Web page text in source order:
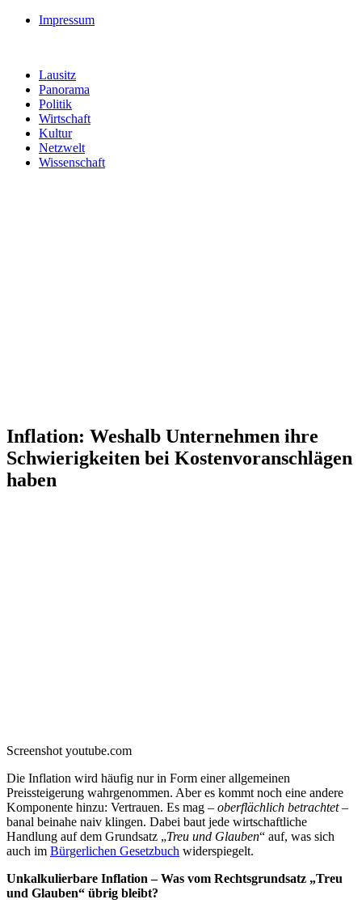
Impressum
Lausitz
Panorama
Politik
Wirtschaft
Kultur
Netzwelt
Wissenschaft
Inflation: Weshalb Unternehmen ihre
Schwierigkeiten bei Kostenvoranschlägen
haben
Screenshot youtube.com
Die Inflation wird häufig nur in Form einer allgemeinen
Preissteigerung wahrgenommen. Aber es kommt noch eine andere
Komponente hinzu: Vertrauen. Es mag – oberflächlich betrachtet–
banal beinahe naiv klingen. Dabei baut jede wirtschaftliche
Handlung auf dem Grundsatz „Treu und Glauben“ auf, was sich
auch im Bürgerlichen Gesetzbuch widerspiegelt.
Unkalkulierbare Inflation – Was vom Rechtsgrundsatz „Treu
und Glauben“ übrig bleibt?